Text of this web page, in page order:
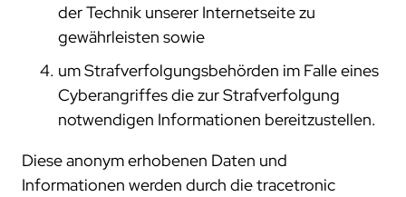
der Technik unserer Internetseite zu
gewährleisten sowie
um Strafverfolgungsbehörden im Falle eines
Cyberangriffes die zur Strafverfolgung
notwendigen Informationen bereitzustellen.
Diese anonym erhobenen Daten und
Informationen werden durch die tracetronic